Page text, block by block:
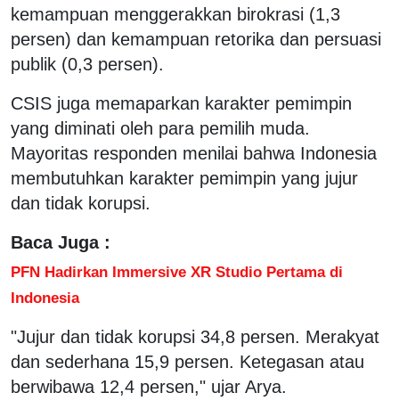
kemampuan menggerakkan birokrasi (1,3
persen) dan kemampuan retorika dan persuasi
publik (0,3 persen).
CSIS juga memaparkan karakter pemimpin
yang diminati oleh para pemilih muda.
Mayoritas responden menilai bahwa Indonesia
membutuhkan karakter pemimpin yang jujur
dan tidak korupsi.
Baca Juga :
PFN Hadirkan Immersive XR Studio Pertama di
Indonesia
"Jujur dan tidak korupsi 34,8 persen. Merakyat
dan sederhana 15,9 persen. Ketegasan atau
berwibawa 12,4 persen," ujar Arya.